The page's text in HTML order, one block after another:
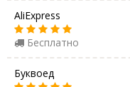
AliExpress
Бесплатно
Буквоед